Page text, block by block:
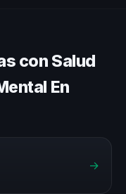
con Salud
En
→